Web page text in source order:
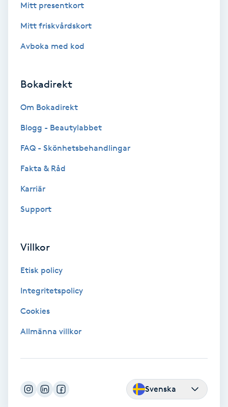
Tuina-massage
Tatuering
Tatueringsborttagning
Thaimassage
Torr hårbotten
Torrborstning
Träning
Mitt presentkort
Mitt friskvårdskort
Avboka med kod
Bokadirekt
Om Bokadirekt
Blogg - Beautylabbet
FAQ - Skönhetsbehandlingar
Fakta & Råd
Karriär
Support
Villkor
Etisk policy
Integritetspolicy
Cookies
Allmänna villkor
Svenska